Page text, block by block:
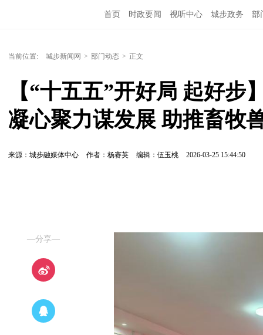
首页 时政要闻 视听中心 城步政务 部
当前位置: 城步新闻网 > 部门动态 > 正文
【“十五五”开好局 起好
凝心聚力谋发展 助推畜牧
来源：城步融媒体中心 作者：杨赛英 编辑：伍玉桃 2026-03-25 15:44:50
—分享—